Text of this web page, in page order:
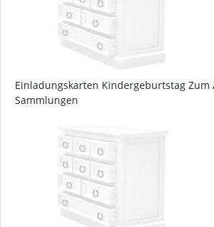
Einladungskarten Kindergeburtstag Zum
Sammlungen